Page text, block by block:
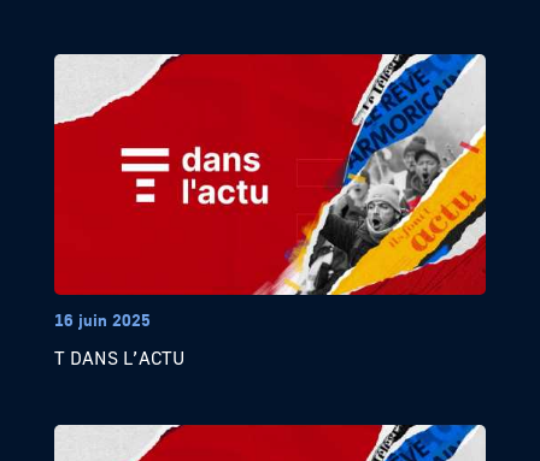
16 juin 2025
T DANS L’ACTU